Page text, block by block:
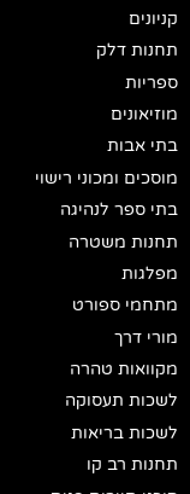
קניונים
תחנות דלק
ספריות
מוזיאונים
בתי אבות
מוסכים ומכוני רישוי
בתי ספר לנהיגה
תחנות משטרה
מפלגות
מתחמי ספורט
מורי דרך
מקוואות טהרה
לשכות תעסוקה
לשכות בריאות
תחנות רב קו